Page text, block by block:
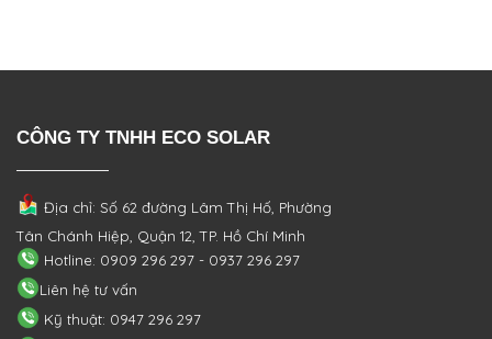
CÔNG TY TNHH ECO SOLAR
Địa chỉ: Số 62 đường Lâm Thị Hố, Phường
Tân Chánh Hiệp, Quận 12, TP. Hồ Chí Minh
Hotline: 0909 296 297 - 0937 296 297
Liên hệ tư vấn
Kỹ thuật: 0947 296 297